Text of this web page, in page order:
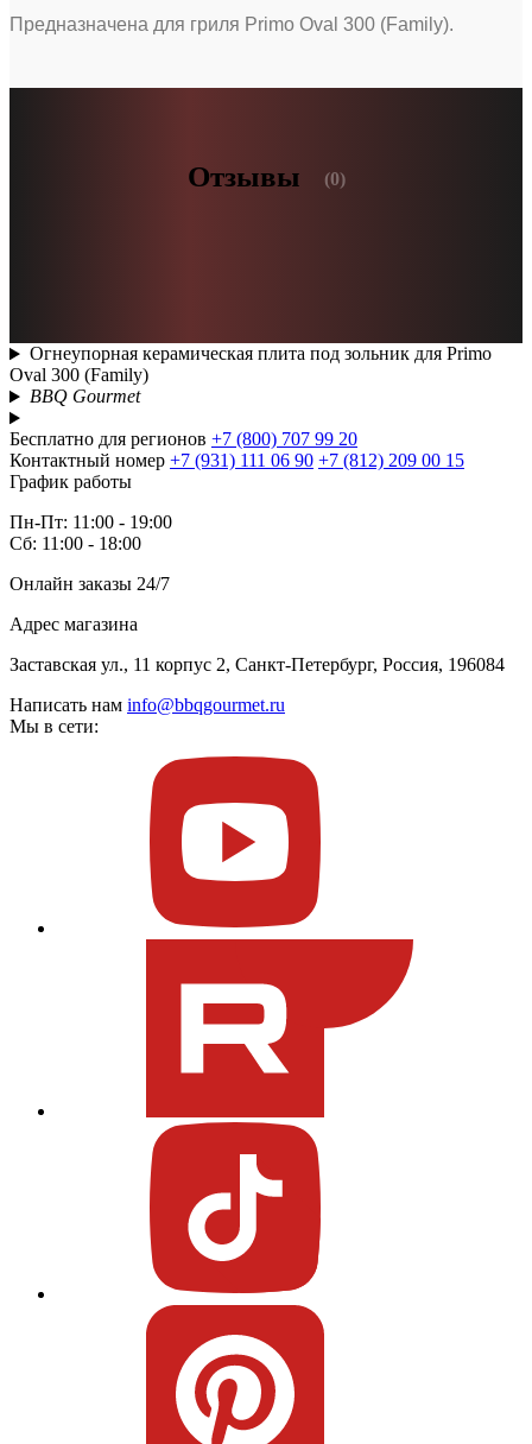
Предназначена для гриля Primo Oval 300 (Family).
Отзывы (0)
Огнеупорная керамическая плита под зольник для Primo
Oval 300 (Family)
BBQ Gourmet
Бесплатно для регионов +7 (800) 707 99 20
Контактный номер +7 (931) 111 06 90 +7 (812) 209 00 15
График работы
Пн-Пт: 11:00 - 19:00
Сб: 11:00 - 18:00
Онлайн заказы 24/7
Адрес магазина
Заставская ул., 11 корпус 2, Санкт-Петербург, Россия, 196084
Написать нам info@bbqgourmet.ru
Мы в сети: